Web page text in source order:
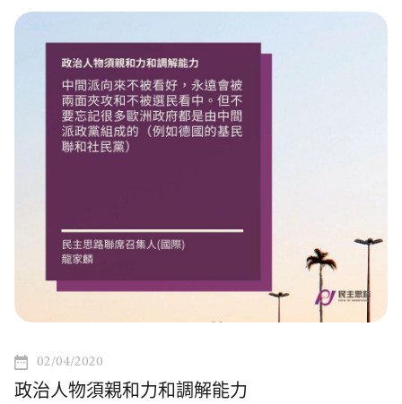
02/04/2020
政治人物須親和力和調解能力